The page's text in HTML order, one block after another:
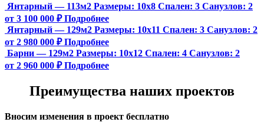
Янтарный — 113м2 Размеры: 10х8 Спален: 3 Санузлов: 2
от 3 100 000 ₽ Подробнее
Янтарный — 129м2 Размеры: 10х11 Спален: 3 Санузлов: 2
от 2 980 000 ₽ Подробнее
Барни — 129м2 Размеры: 10х12 Спален: 4 Санузлов: 2
от 2 960 000 ₽ Подробнее
Преимущества наших проектов
Вносим изменения в проект бесплатно